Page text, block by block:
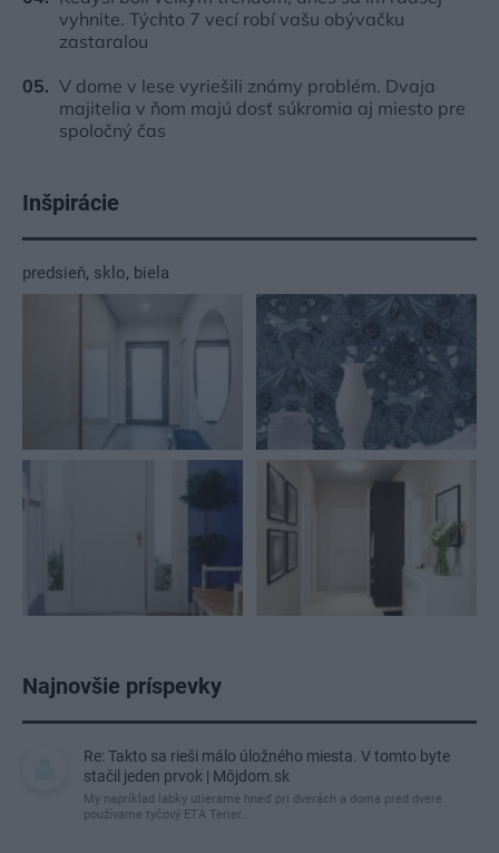
vyhnite. Týchto 7 vecí robí vašu obývačku
zastaralou
V dome v lese vyriešili známy problém. Dvaja
majitelia v ňom majú dosť súkromia aj miesto pre
spoločný čas
Inšpirácie
predsieň, sklo, biela
Najnovšie príspevky
Re: Takto sa rieši málo úložného miesta. V tomto byte
stačil jeden prvok | Môjdom.sk
My napríklad labky utierame hneď pri dverách a doma pred dvere
používame tyčový ETA Terier…